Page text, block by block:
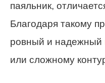
паяльник,
Благодаря такому
ровный и надежный
или сложному